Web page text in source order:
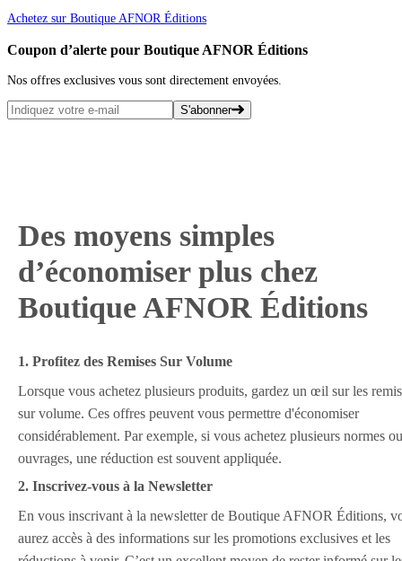
Achetez sur Boutique AFNOR Éditions
Coupon d’alerte pour Boutique AFNOR Éditions
Nos offres exclusives vous sont directement envoyées.
S'abonner
Des moyens simples
d’économiser plus chez
Boutique AFNOR Éditions
1. Profitez des Remises Sur Volume
Lorsque vous achetez plusieurs produits, gardez un œil sur les
sur volume. Ces offres peuvent vous permettre d'économiser
considérablement. Par exemple, si vous achetez plusieurs normes ou
ouvrages, une réduction est souvent appliquée.
2. Inscrivez-vous à la Newsletter
En vous inscrivant à la newsletter de Boutique AFNOR Éditions,
aurez accès à des informations sur les promotions exclusives et les